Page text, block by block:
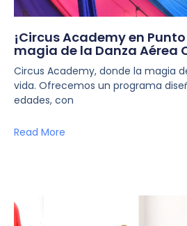
¡Circus Academy en
magia de la Danza Aérea
Circus Academy, donde la magia
vida. Ofrecemos un programa
edades, con
Read More